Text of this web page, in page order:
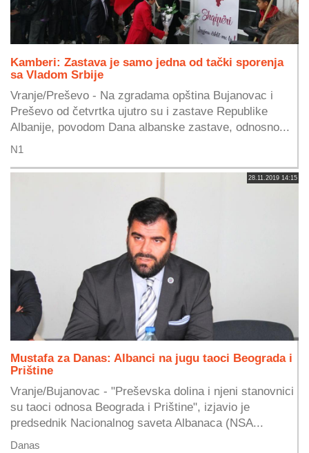
Kamberi: Zastava je samo jedna od tački sporenja
sa Vladom Srbije
Vranje/Preševo - Na zgradama opština Bujanovac i
Preševo od četvrtka ujutro su i zastave Republike
Albanije, povodom Dana albanske zastave, odnosno...
N1
28.11.2019 14:15
Mustafa za Danas: Albanci na jugu taoci Beograda i
Prištine
Vranje/Bujanovac - "Preševska dolina i njeni stanovnici
su taoci odnosa Beograda i Prištine", izjavio je
predsednik Nacionalnog saveta Albanaca (NSA...
Danas